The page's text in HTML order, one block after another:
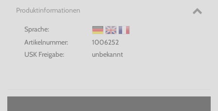
Produktinformationen
Sprache:
Artikelnummer:
1006252
USK Freigabe:
unbekannt